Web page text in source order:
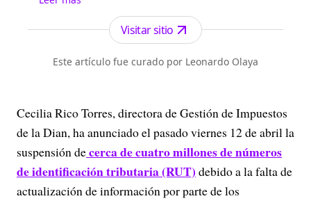
Visitar sitio
Este artículo fue curado por Leonardo Olaya
Cecilia Rico Torres, directora de Gestión de Impuestos
de la Dian, ha anunciado el pasado viernes 12 de abril la
suspensión decerca de cuatro millones de números
de identificación tributaria (RUT) debido a la falta de
actualización de información por parte de los